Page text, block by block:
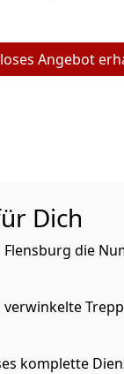
Angebot
Dich
die
verwinkelte
komplette